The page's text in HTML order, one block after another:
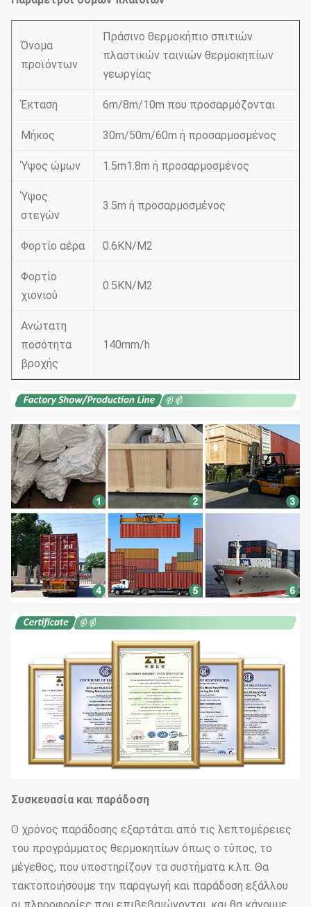
Όνομα
προϊόντων
Πράσινο θερμοκήπιο σπιτιών
πλαστικών ταινιών θερμοκηπίων
γεωργίας
Έκταση 6m/8m/10m που προσαρμόζονται
Μήκος 30m/50m/60m ή προσαρμοσμένος
Ύψος ώμων 1.5m1.8m ή προσαρμοσμένος
Ύψος
στεγών
3.5m ή προσαρμοσμένος
Φορτίο αέρα 0.6KN/M2
Φορτίο
χιονιού
0.5KN/M2
Ανώτατη
ποσότητα
βροχής
140mm/h
Συσκευασία και παράδοση
Ο χρόνος παράδοσης εξαρτάται από τις λεπτομέρειες
του προγράμματος θερμοκηπίων όπως ο τύπος, το
μέγεθος, που υποστηρίζουν τα συστήματα κ.λπ. Θα
τακτοποιήσουμε την παραγωγή και παράδοση εξάλλου